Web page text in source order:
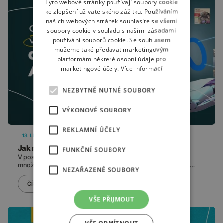
13. LISTOPADU 2025
Jak mění nový algoritmus Andromeda pravidla hry?
V posledních měsících se v platformách Meta objevilo velké
množství špatně fungujících kampaní — mnohdy stále stejný
rozpočet, stejná struktura, ale výrazně horší výsledky než dříve.
Pokud jste zvyklí na strategii založenou na ručně vybraných
zájmech, detailních segmentech a osvědčené „vítězné“ kreativě, je
dobré vědět, že se něco zásadního změnilo. Tou změnou je
algoritmus Andromeda.
ČÍST
Tyto webové stránky používají soubory cookie
ke zlepšení uživatelského zážitku. Používáním
našich webových stránek souhlasíte se všemi
soubory cookie v souladu s našimi zásadami
používání souborů cookie. Se souhlasem
můžeme také předávat marketingovým
platformám některé osobní údaje pro
marketingové účely. Více informací
NEZBYTNĚ NUTNÉ SOUBORY
VÝKONOVÉ SOUBORY
REKLAMNÍ ÚČELY
FUNKČNÍ SOUBORY
NEZAŘAZENÉ SOUBORY
VŠE PŘIJMOUT